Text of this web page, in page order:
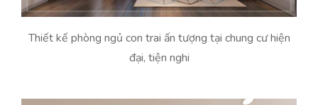
Thiết kế phòng ngủ con trai ấn tượng tại chung cư hiện
đại, tiện nghi